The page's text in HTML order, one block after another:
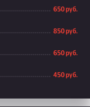
650 руб.
850 руб.
650 руб.
450 руб.